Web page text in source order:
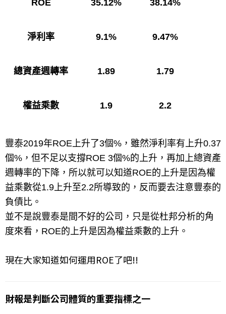
ROE 35.12% 38.14%
淨利率 9.1% 9.47%
總資產週轉率 1.89 1.79
權益乘數 1.9 2.2
豐泰2019年ROE上升了3個%，雖然淨利率有上升0.37
個%，但不足以支撐ROE 3個%的上升，再加上總資產
週轉率的下降，所以就可以知道ROE的上升是因為權
益乘數從1.9上升至2.2所導致的，反而要去注意豐泰的
負債比。
並不是說豐泰是間不好的公司，只是從杜邦分析的角
度來看，ROE的上升是因為權益乘數的上升。
現在大家知道如何運用ROE了吧!!
財報是判斷公司體質的重要指標之一